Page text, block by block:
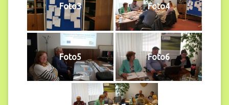
Foto3 Foto4
Foto5 Foto6